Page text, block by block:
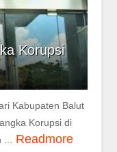
Korupsi
Kabupaten Balut
Korupsi di
Readmore